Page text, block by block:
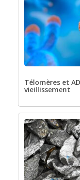
Télomères et
vieillissement